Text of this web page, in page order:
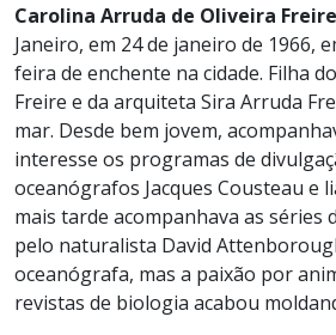
Carolina Arruda de Oliveira Freire
Janeiro, em 24 de janeiro de 1966,
feira de enchente na cidade. Filha
Freire e da arquiteta Sira Arruda
mar. Desde bem jovem,
interesse os programas de
oceanógrafos Jacques Cousteau e
mais tarde acompanhava as séries
pelo naturalista David
oceanógrafa, mas a paixão por
revistas de biologia acabou